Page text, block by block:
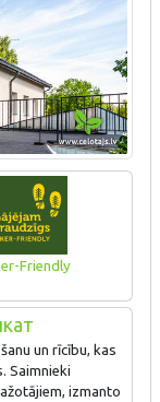
Friendly
un rīcību, kas
Saimnieki
izmanto